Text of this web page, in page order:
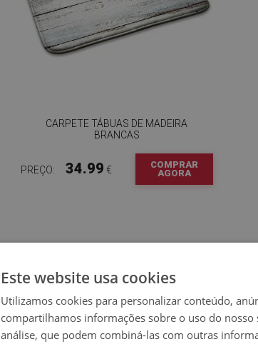
CARPETE TÁBUAS DE MADEIRA
BRANCAS
PREÇO: 34.99 €
COMPRAR
AGORA
Este website usa cookies
Utilizamos cookies para personalizar conteúdo,
compartilhamos informações sobre o uso do
análise, que podem combiná-las com outras